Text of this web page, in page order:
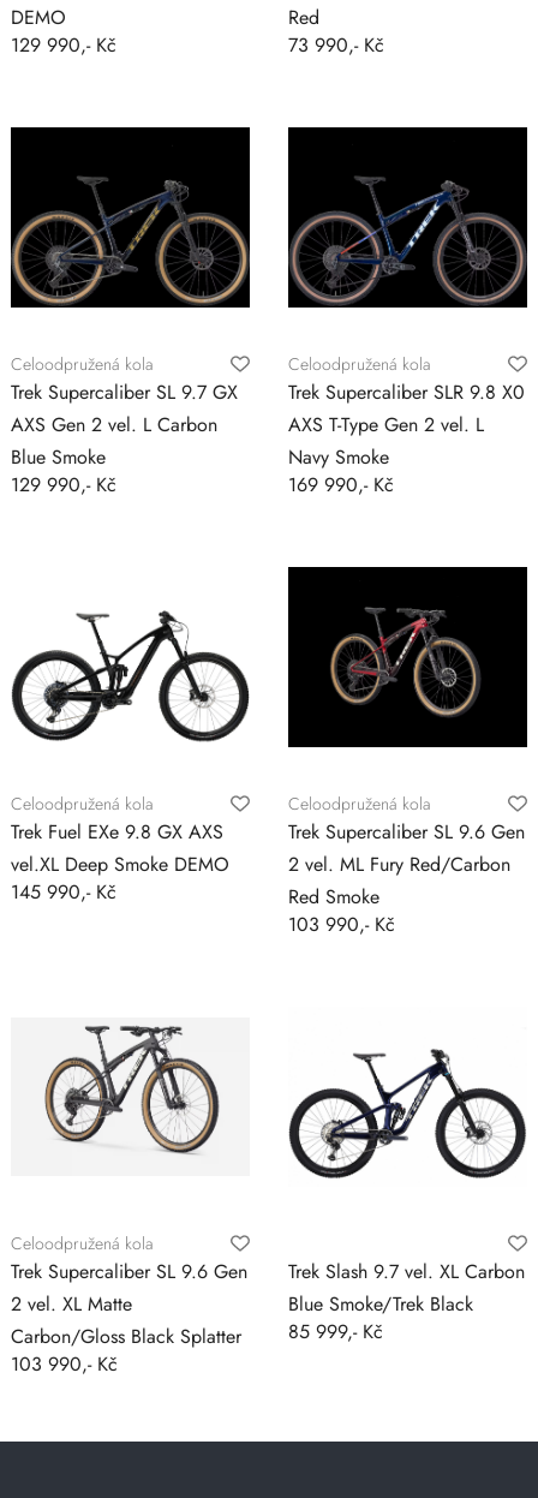
DEMO
129 990,- Kč
Red
73 990,- Kč
Celoodpružená kola
Trek Supercaliber SL 9.7 GX
AXS Gen 2 vel. L Carbon
Blue Smoke
129 990,- Kč
Celoodpružená kola
Trek Supercaliber SLR 9.8 X0
AXS T-Type Gen 2 vel. L
Navy Smoke
169 990,- Kč
Celoodpružená kola
Trek Fuel EXe 9.8 GX AXS
vel.XL Deep Smoke DEMO
145 990,- Kč
Celoodpružená kola
Trek Supercaliber SL 9.6 Gen
2 vel. ML Fury Red/Carbon
Red Smoke
103 990,- Kč
Celoodpružená kola
Trek Supercaliber SL 9.6 Gen
2 vel. XL Matte
Carbon/Gloss Black Splatter
103 990,- Kč
Trek Slash 9.7 vel. XL Carbon
Blue Smoke/Trek Black
85 999,- Kč